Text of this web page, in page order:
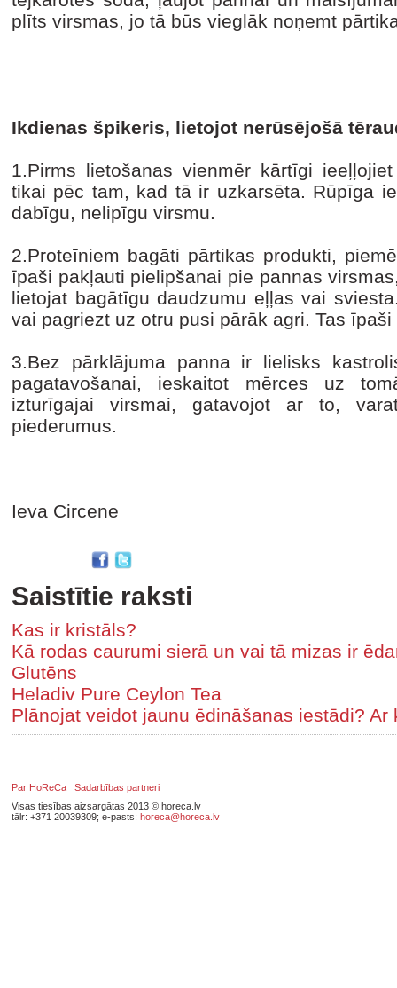
plīts virsmas, jo tā būs vieglāk noņemt
Ikdienas špikeris, lietojot nerūsējošā
1.Pirms lietošanas vienmēr kārtīgi
tikai pēc tam, kad tā ir uzkarsēta. Rūpīga
dabīgu, nelipīgu virsmu.
2.Proteīniem bagāti pārtikas produkti,
īpaši pakļauti pielipšanai pie pannas
lietojat bagātīgu daudzumu eļļas vai
vai pagriezt uz otru pusi pārāk agri. Tas
3.Bez pārklājuma panna ir lielisks
pagatavošanai, ieskaitot mērces uz
izturīgajai virsmai, gatavojot ar to,
piederumus.
Ieva Circene
Saistītie raksti
Kas ir kristāls?
Kā rodas caurumi sierā un vai tā mizas ir
Glutēns
Heladiv Pure Ceylon Tea
Plānojat veidot jaunu ēdināšanas iestādi? Ar
Par HoReCa
Sadarbības partneri
Visas tiesības aizsargātas 2013 © horeca.lv
tālr: +371 20039309; e-pasts: horeca@horeca.lv